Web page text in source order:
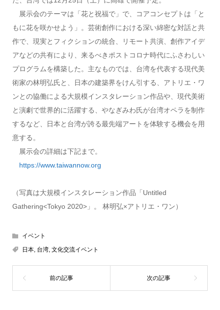
展示会のテーマは「花と祝福で」で、コアコンセプトは「と
もに花を咲かせよう」。芸術創作における深い綿密な対話と共
作で、現実とフィクションの統合、リモート共演、創作アイデ
アなどの共有により、来るべきポストコロナ時代にふさわしい
プログラムを構築した。主なものでは、台湾を代表する現代美
術家の林明弘氏と、日本の建築界をけん引する、アトリエ・ワ
ンとの協働による大規模インスタレーション作品や、現代美術
と演劇で世界的に活躍する、やなぎみわ氏が台湾オペラを制作
するなど、日本と台湾が誇る最先端アートを体験する機会を用
意する。
展示会の詳細は下記まで。
https://www.taiwannow.org
（写真は大規模インスタレーション作品「Untitled
Gathering<Tokyo 2020>」。 林明弘×アトリエ・ワン）
イベント
日本, 台湾, 文化交流イベント